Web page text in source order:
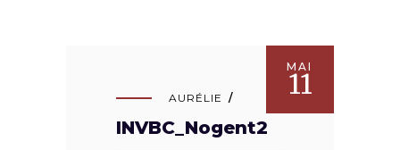
MAI
11
AURÉLIE
INVBC_Nogent2